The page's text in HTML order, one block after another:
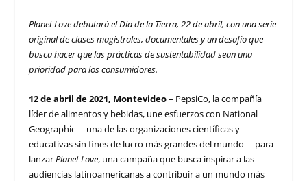
Planet Love debutará el Día de la Tierra, 22 de abril, con una serie
original de clases magistrales, documentales y un desafío que
busca hacer que las prácticas de sustentabilidad sean una
prioridad para los consumidores.
12 de abril de 2021, Montevideo– PepsiCo, la compañía
líder de alimentos y bebidas, une esfuerzos con National
Geographic —una de las organizaciones científicas y
educativas sin fines de lucro más grandes del mundo— para
lanzarPlanet Love, una campaña que busca inspirar a las
audiencias latinoamericanas a contribuir a un mundo más